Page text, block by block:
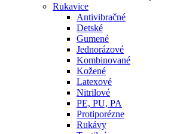
Rukavice
Antivibračné
Detské
Gumené
Jednorázové
Kombinované
Kožené
Latexové
Nitrilové
PE, PU, PA
Protiporézne
Rukávy